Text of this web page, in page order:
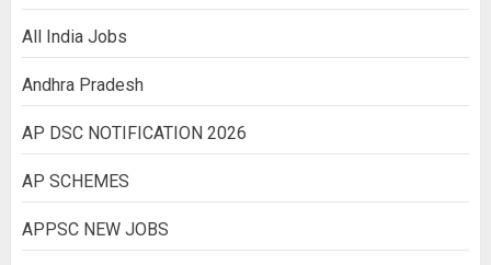
All India Jobs
Andhra Pradesh
AP DSC NOTIFICATION 2026
AP SCHEMES
APPSC NEW JOBS